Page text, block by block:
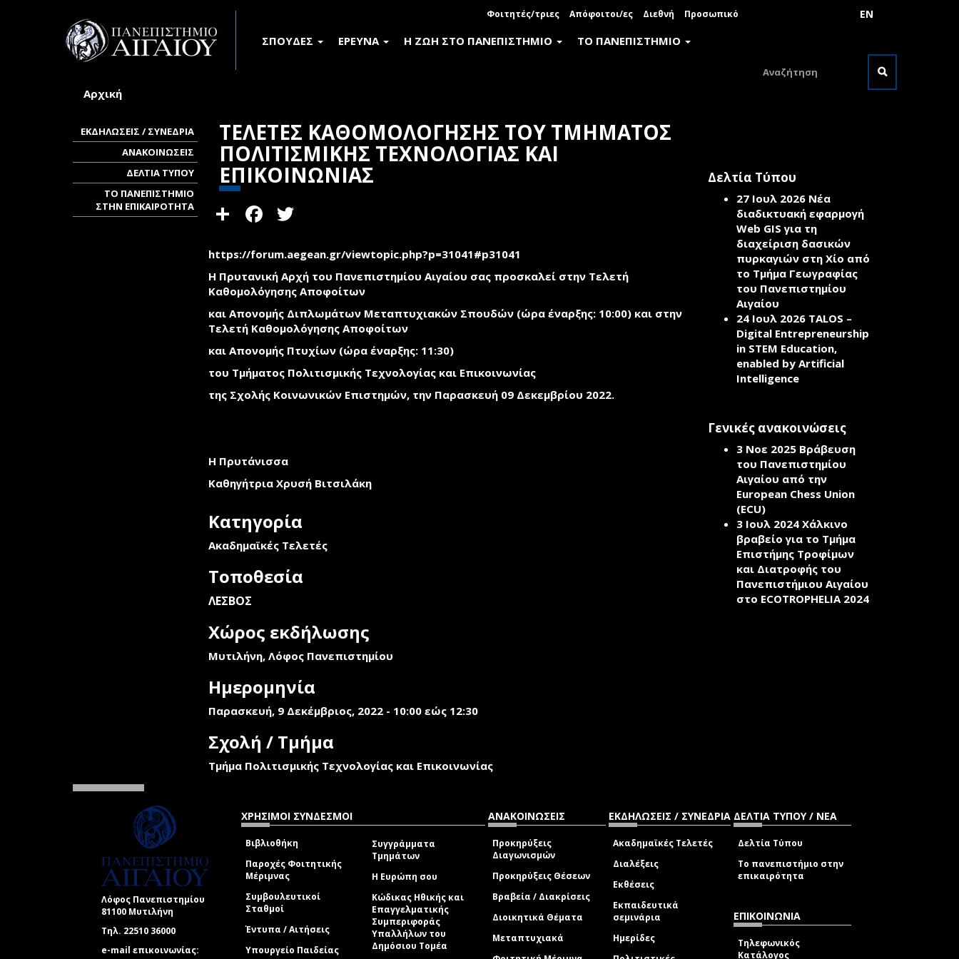
EN
Φοιτητές/τριες Απόφοιτοι/ες Διεθνή Προσωπικό
Φόρμα
ΣΠΟΥΔΕΣ ΕΡΕΥΝΑ Η ΖΩΗ ΣΤΟ ΠΑΝΕΠΙΣΤΗΜΙΟ ΤΟ ΠΑΝΕΠΙΣΤΗΜΙΟ
Είστε εδώ
Αρχική
ΤΕΛΕΤΕΣ ΚΑΘΟΜΟΛΟΓΗΣΗΣ ΤΟΥ ΤΜΗΜΑΤΟΣ
ΠΟΛΙΤΙΣΜΙΚΗΣ ΤΕΧΝΟΛΟΓΙΑΣ ΚΑΙ
ΕΠΙΚΟΙΝΩΝΙΑΣ
ShareFacebook
https://forum.aegean.gr/viewtopic.php?p=31041#p31041
Η Πρυτανική Αρχή του Πανεπιστημίου Αιγαίου σας προσκαλεί στην Τελετή
Καθομολόγησης Αποφοίτων
και Απονομής Διπλωμάτων Μεταπτυχιακών Σπουδών (ώρα έναρξης: 10:00) και στην
Τελετή Καθομολόγησης Αποφοίτων
και Απονομής Πτυχίων (ώρα έναρξης: 11:30)
του Τμήματος Πολιτισμικής Τεχνολογίας και Επικοινωνίας
της Σχολής Κοινωνικών Επιστημών, την Παρασκευή 09 Δεκεμβρίου 2022.
Η Πρυτάνισσα
Καθηγήτρια Χρυσή Βιτσιλάκη
Κατηγορία
Ακαδημαϊκές Τελετές
Τοποθεσία
ΛΕΣΒΟΣ
Χώρος εκδήλωσης
Μυτιλήνη, Λόφος Πανεπιστημίου
Ημερομηνία
Παρασκευή, 9 Δεκέμβριος, 2022 - 10:00 εώς 12:30
Σχολή / Τμήμα
Τμήμα Πολιτισμικής Τεχνολογίας και Επικοινωνίας
ΕΚΔΗΛΩΣΕΙΣ / ΣΥΝΕΔΡΙΑ
ΑΝΑΚΟΙΝΩΣΕΙΣ
ΔΕΛΤΙΑ ΤΥΠΟΥ
ΤΟ ΠΑΝΕΠΙΣΤΗΜΙΟ
ΣΤΗΝ ΕΠΙΚΑΙΡΟΤΗΤΑ
Δελτία Τύπου
27 Ιουλ 2026 Νέα
διαδικτυακή εφαρμογή
Web GIS για τη
διαχείριση δασικών
πυρκαγιών στη Χίο από
το Τμήμα Γεωγραφίας
του Πανεπιστημίου
Αιγαίου
24 Ιουλ 2026 TALOS –
Digital Entrepreneurship
in STEM Education,
enabled by Artificial
Intelligence
Γενικές ανακοινώσεις
3 Νοε 2025 Βράβευση
του Πανεπιστημίου
Αιγαίου από την
European Chess Union
(ECU)
3 Ιουλ 2024 Χάλκινο
βραβείο για το Τμήμα
Επιστήμης Τροφίμων
και Διατροφής του
Πανεπιστήμιου Αιγαίου
στο ECOTROPHELIA 2024
Λόφος Πανεπιστημίου
81100 Μυτιλήνη
Τηλ. 22510 36000
e-mail επικοινωνίας:
ΧΡΗΣΙΜΟΙ ΣΥΝΔΕΣΜΟΙ
Βιβλιοθήκη
Παροχές Φοιτητικής
Μέριμνας
Συμβουλευτικοί
Σταθμοί
Έντυπα / Αιτήσεις
Υπουργείο Παιδείας
Συγγράμματα
Τμημάτων
Η Ευρώπη σου
Κώδικας Ηθικής και
Επαγγελματικής
Συμπεριφοράς
Υπαλλήλων του
Δημόσιου Τομέα
ΑΝΑΚΟΙΝΩΣΕΙΣ
Προκηρύξεις
Διαγωνισμών
Προκηρύξεις Θέσεων
Βραβεία / Διακρίσεις
Διοικητικά Θέματα
Μεταπτυχιακά
ΕΚΔΗΛΩΣΕΙΣ / ΣΥΝΕΔΡΙΑ
Ακαδημαϊκές Τελετές
Διαλέξεις
Εκθέσεις
Εκπαιδευτικά
σεμινάρια
Ημερίδες
ΔΕΛΤΙΑ ΤΥΠΟΥ / ΝΕΑ
Δελτία Τύπου
Το πανεπιστήμιο στην
επικαιρότητα
ΕΠΙΚΟΙΝΩΝΙΑ
Τηλεφωνικός
Κατάλογος